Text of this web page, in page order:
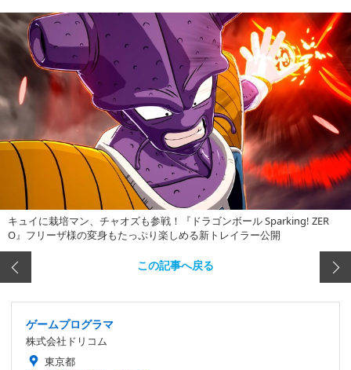
キュイに栽培マン、チャオズも参戦！『ドラゴンボール Sparking! ZER
O』フリーザ様の変身もたっぷり楽しめる新トレイラー公開
この記事へ戻る
ゲームプログラマ
株式会社ドリコム
東京都